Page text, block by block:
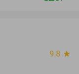
9.8 star